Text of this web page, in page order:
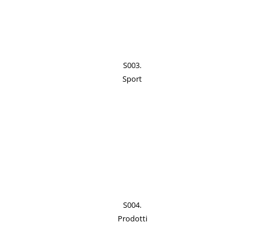
S003.
Sport
S004.
Prodotti